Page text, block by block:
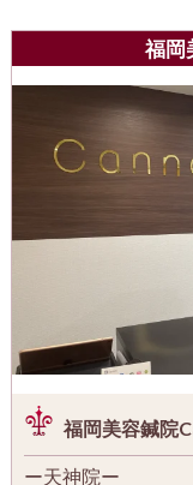
福岡
福岡美容鍼院
ー天神院ー